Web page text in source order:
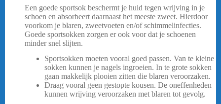
Een goede sportsok beschermt je huid tegen wrijving in je
schoen en absorbeert daarnaast het meeste zweet. Hierdoor
voorkom je blaren, zweetvoeten en/of schimmelinfecties.
Goede sportsokken zorgen er ook voor dat je schoenen
minder snel slijten.
Sportsokken moeten vooral goed passen. Van te kleine
sokken kunnen je nagels ingroeien. In te grote sokken
gaan makkelijk plooien zitten die blaren veroorzaken.
Draag vooral geen gestopte kousen. De oneffenheden
kunnen wrijving veroorzaken met blaren tot gevolg.